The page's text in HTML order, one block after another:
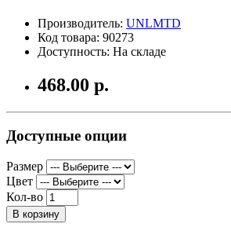
Производитель: UNLMTD
Код товара: 90273
Доступность: На складе
468.00 р.
Доступные опции
Размер
Цвет
Кол-во
В корзину